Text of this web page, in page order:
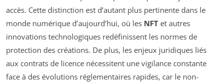
accès. Cette distinction est d’autant plus pertinente dans le
monde numérique d’aujourd’hui, où les NFT et autres
innovations technologiques redéfinissent les normes de
protection des créations. De plus, les enjeux juridiques liés
aux contrats de licence nécessitent une vigilance constante
face à des évolutions réglementaires rapides, car le non-